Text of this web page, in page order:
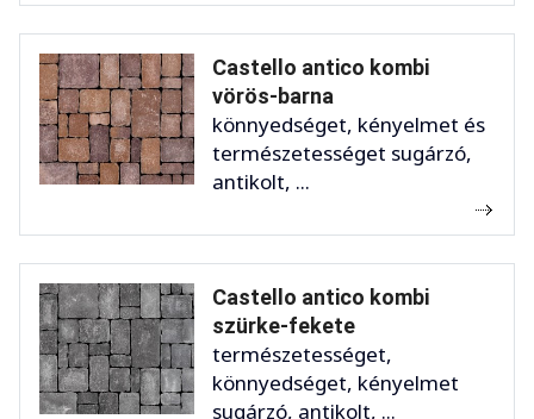
Castello antico kombi
vörös-barna
könnyedséget, kényelmet és
természetességet sugárzó,
antikolt, ...
Castello antico kombi
szürke-fekete
természetességet,
könnyedséget, kényelmet
sugárzó, antikolt, ...